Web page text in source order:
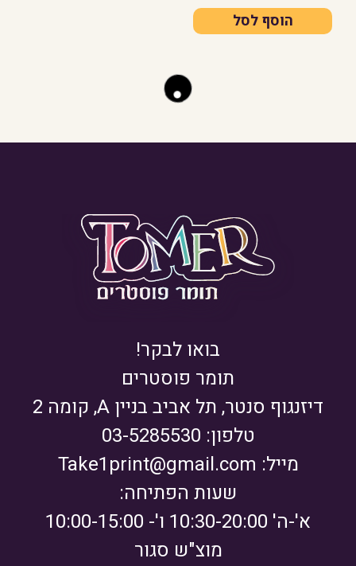
הוסף לסל
בואו לבקר!
תומר פוסטרים
דיזנגוף סנטר, תל אביב בניין A, קומה 2
טלפון: 03-5285530
מייל: Take1print@gmail.com
שעות הפתיחה:
א'-ה' 10:30-20:00 ו'- 10:00-15:00
מוצ"ש סגור